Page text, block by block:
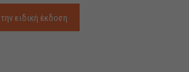
την ειδική έκδοση